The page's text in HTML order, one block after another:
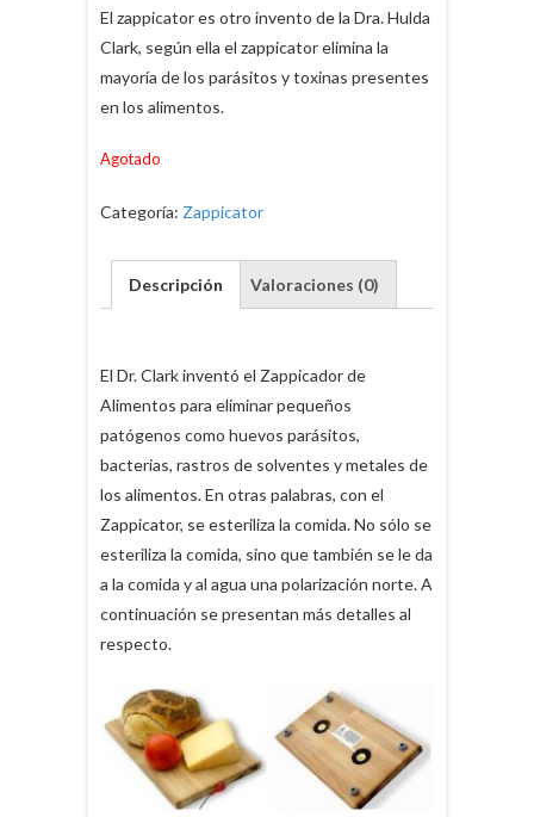
El zappicator es otro invento de la Dra. Hulda
Clark, según ella el zappicator elimina la
mayoría de los parásitos y toxinas presentes
en los alimentos.
Agotado
Categoría: Zappicator
Descripción Valoraciones (0)
El Dr. Clark inventó el Zappicador de
Alimentos para eliminar pequeños
patógenos como huevos parásitos,
bacterias, rastros de solventes y metales de
los alimentos. En otras palabras, con el
Zappicator, se esteriliza la comida. No sólo se
esteriliza la comida, sino que también se le da
a la comida y al agua una polarización norte. A
continuación se presentan más detalles al
respecto.